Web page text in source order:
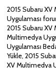
2015 Subaru
Uygulaması
2015 Subaru XV
Multimedya
Uygulaması
Yükle, 2015
XV Multimedya